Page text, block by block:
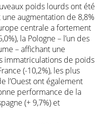
poids lourds ont été
une augmentation de 8,8%
centrale a fortement
la Pologne – l’un des
– affichant une
immatriculations de poids
(-10,2%), les plus
l’Ouest ont également
performance de la
(+ 9,7%) et